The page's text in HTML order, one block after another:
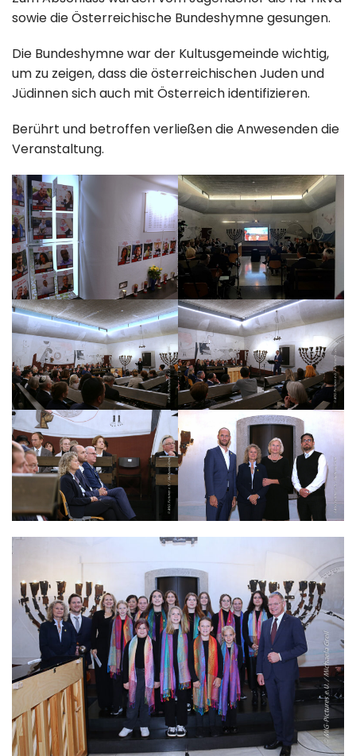
sowie die Österreichische Bundeshymne gesungen.
Die Bundeshymne war der Kultusgemeinde wichtig,
um zu zeigen, dass die österreichischen Juden und
Jüdinnen sich auch mit Österreich identifizieren.
Berührt und betroffen verließen die Anwesenden die
Veranstaltung.